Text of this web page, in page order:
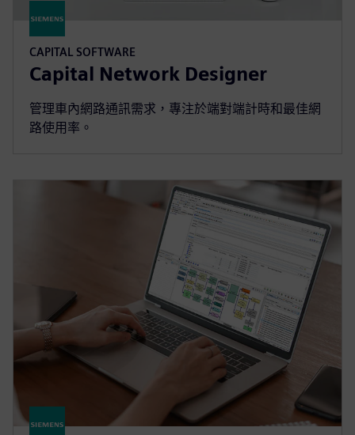
CAPITAL SOFTWARE
Capital Network Designer
管理車內網路通訊需求，專注於端對端計時和最佳網
路使用率。